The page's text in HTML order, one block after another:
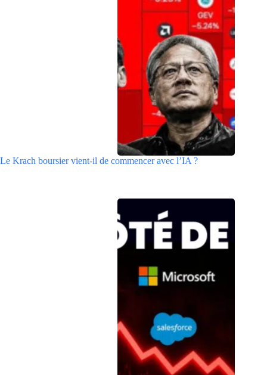
Le Krach boursier vient-il de commencer avec l’IA ?